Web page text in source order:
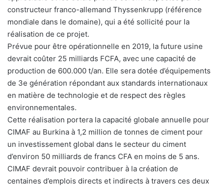
constructeur franco-allemand Thyssenkrupp (référence
mondiale dans le domaine), qui a été sollicité pour la
réalisation de ce projet.
Prévue pour être opérationnelle en 2019, la future usine
devrait coûter 25 milliards FCFA, avec une capacité de
production de 600.000 t/an. Elle sera dotée d’équipements
de 3e génération répondant aux standards internationaux
en matière de technologie et de respect des règles
environnementales.
Cette réalisation portera la capacité globale annuelle pour
CIMAF au Burkina à 1,2 million de tonnes de ciment pour
un investissement global dans le secteur du ciment
d’environ 50 milliards de francs CFA en moins de 5 ans.
CIMAF devrait pouvoir contribuer à la création de
centaines d’emplois directs et indirects à travers ces deux